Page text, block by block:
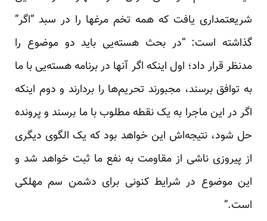
شریعتمداری یافت که همه تخم مرغها را در سبد “اگر”
گذاشته است: “در بحث هسته‌یی باید دو موضوع را
مدنظر قرار داد؛ اول اینکه اگر آنها در برنامه هسته‌یی با ما
به توافق برسند، مجبورند تحریم‌ها را بردارند و دوم اینکه
اگر در این ماجرا به یک نقطه مطلوب با ما برسند و پرونده
حل شود، نتیجه‌اش این خواهد بود که یک الگوی دیگری
از پیروزی ناشی از مقاومت به نفع ما ثبت خواهد شد و
این موضوع در شرایط کنونی برای دشمن سم مهلکی
است.”